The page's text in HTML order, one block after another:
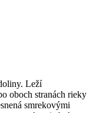
Leží
oboch stranách rieky
smrekovými